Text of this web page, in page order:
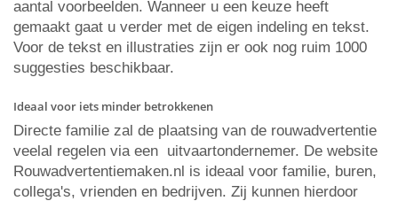
aantal voorbeelden. Wanneer u een keuze heeft
gemaakt gaat u verder met de eigen indeling en tekst.
Voor de tekst en illustraties zijn er ook nog ruim 1000
suggesties beschikbaar.
Ideaal voor iets minder betrokkenen
Directe familie zal de plaatsing van de rouwadvertentie
veelal regelen via een uitvaartondernemer. De website
Rouwadvertentiemaken.nl is ideaal voor familie, buren,
collega's, vrienden en bedrijven. Zij kunnen hierdoor